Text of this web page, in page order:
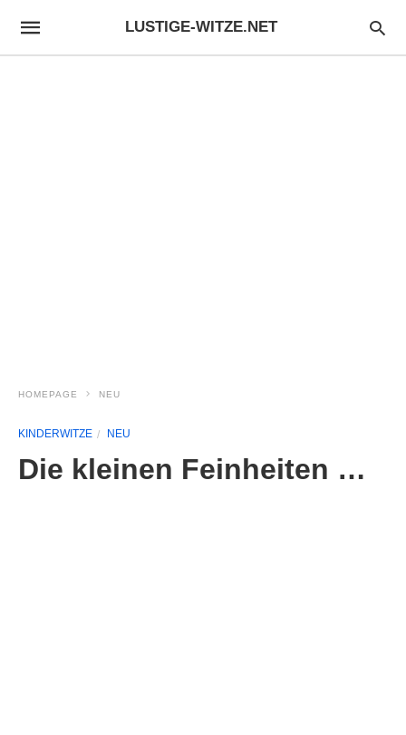
LUSTIGE-WITZE.NET
HOMEPAGE NEU
KINDERWITZE NEU
Die kleinen Feinheiten …